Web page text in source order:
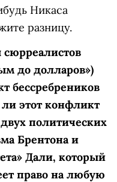
Никаса
разницу.
до долларов»)
бессребреников
этот конфликт
политических
Брентона и
Дали, который
право на любую